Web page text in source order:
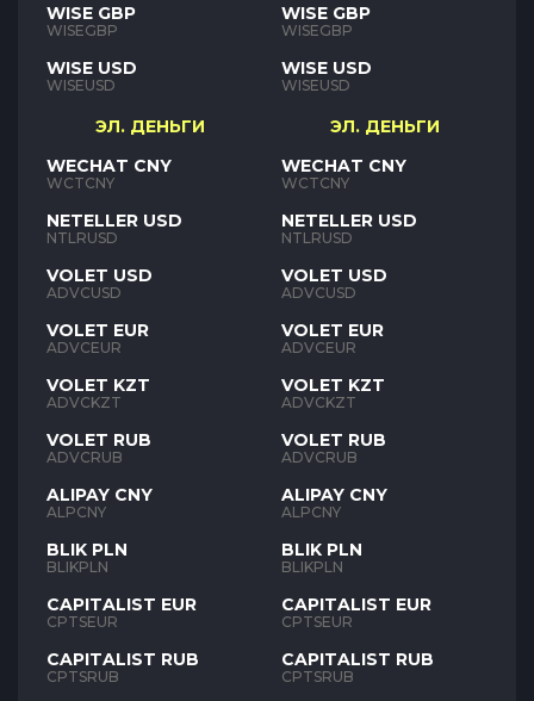
WISE GBP
WISEGBP
WISE USD
WISEUSD
ЭЛ. ДЕНЬГИ
WECHAT CNY
WCTCNY
NETELLER USD
NTLRUSD
VOLET USD
ADVCUSD
VOLET EUR
ADVCEUR
VOLET KZT
ADVCKZT
VOLET RUB
ADVCRUB
ALIPAY CNY
ALPCNY
BLIK PLN
BLIKPLN
CAPITALIST EUR
CPTSEUR
CAPITALIST RUB
CPTSRUB
WISE GBP
WISEGBP
WISE USD
WISEUSD
ЭЛ. ДЕНЬГИ
WECHAT CNY
WCTCNY
NETELLER USD
NTLRUSD
VOLET USD
ADVCUSD
VOLET EUR
ADVCEUR
VOLET KZT
ADVCKZT
VOLET RUB
ADVCRUB
ALIPAY CNY
ALPCNY
BLIK PLN
BLIKPLN
CAPITALIST EUR
CPTSEUR
CAPITALIST RUB
CPTSRUB